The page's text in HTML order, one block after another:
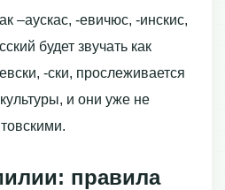
–аускас, -евичюс, -инскис,
будет звучать как
-ски, прослеживается
и они уже не
правила